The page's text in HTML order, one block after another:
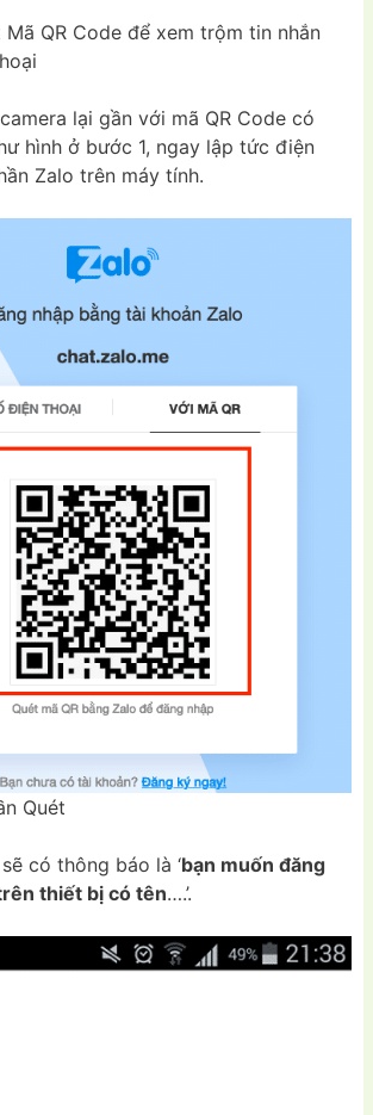
Mã QR Code để xem trộm tin nhắn
lại gần với mã QR Code có
hình ở bước 1, ngay lập tức điện
Zalo trên máy tính.
Quét
có thông báo là ‘bạn muốn đăng
thiết bị có tên….’.